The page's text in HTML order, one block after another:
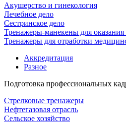
Акушерство и гинекология
Лечебное дело
Сестринское дело
Тренажеры-манекены для
Тренажеры для отработки
Аккредитация
Разное
Подготовка профессиональных
Стрелковые тренажеры
Нефтегазовая отрасль
Сельское хозяйство